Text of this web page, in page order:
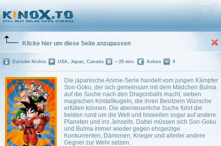
Klicke hier um diese Seite anzupassen
Die japanische Anime-Serie handelt vom jungen Kämpfer
Son-Goku, der sich gemeinsam mit dem Mädchen Bulma
auf die Suche nach den Dragonballs macht, sieben
magischen Kristallkugeln, die ihren Besitzern Wünsche
erfüllen können. Die abenteuerliche Suche führt die
beiden rund um die Welt und bisweilen sogar auf andere
Planeten und ins Jenseits. Dabei müssen sich Son-Goku
und Bulma immer wieder gegen ehrgeizige
Konkurrenten, Dämonen, Krieger und allerlei andere
Gegner zur Wehr setzen.
Daisuke Nishio USA, Japan, Canada ~ 25 min. Action 0